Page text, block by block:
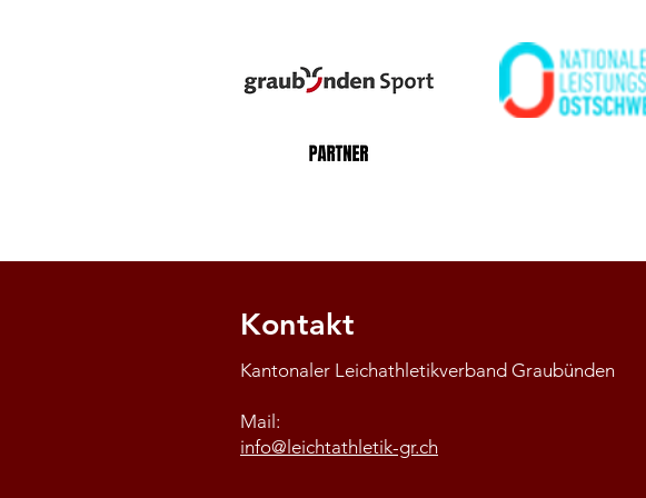
Kontakt
Kantonaler Leichathletikverband Graubünden
Mail:
info@leichtathletik-gr.ch